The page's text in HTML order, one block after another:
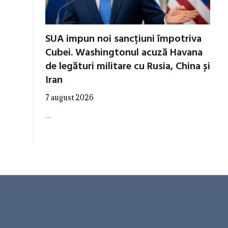
SUA impun noi sancțiuni împotriva
Cubei. Washingtonul acuză Havana
de legături militare cu Rusia, China și
Iran
7 august 2026
…